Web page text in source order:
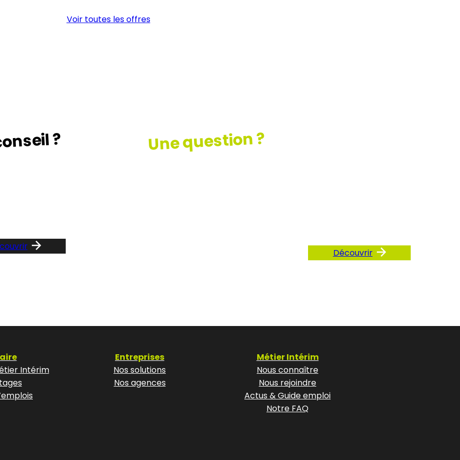
Voir toutes les offres
? Une question ?
Découvrir
Intérim
Entreprises
Nos solutions
Nos agences
Métier Intérim
Nous connaître
Nous rejoindre
Actus & Guide emploi
Notre FAQ